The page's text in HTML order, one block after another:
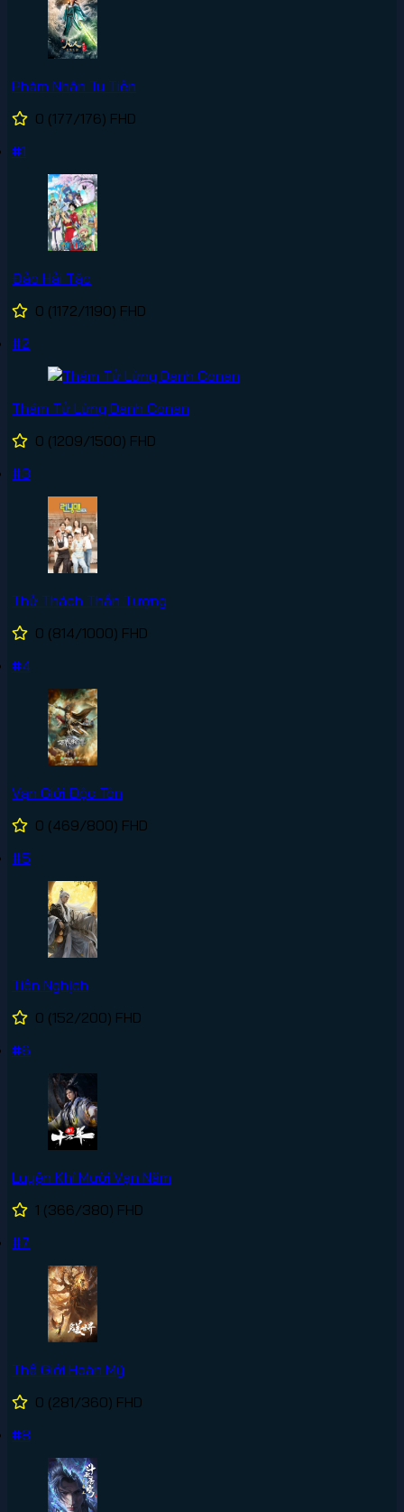
Phàm Nhân Tu Tiên
0 (177/176) FHD
#1
Đảo Hải Tặc
0 (1172/1190) FHD
#2
Thám Tử Lừng Danh Conan
0 (1209/1500) FHD
#3
Thử Thách Thần Tượng
0 (814/1000) FHD
#4
Vạn Giới Độc Tôn
0 (469/800) FHD
#5
Tiên Nghịch
0 (152/200) FHD
#6
Luyện Khí Mười Vạn Năm
1 (366/380) FHD
#7
Thế Giới Hoàn Mỹ
0 (281/360) FHD
#8